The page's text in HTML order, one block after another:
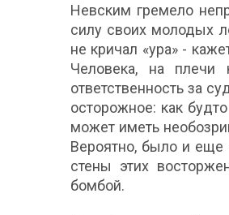
Невским гремело
силу своих молодых
не кричал «ура» -
Человека, на плечи
ответственность за
осторожное: как
может иметь
Вероятно, было и еще
стены этих
бомбой.